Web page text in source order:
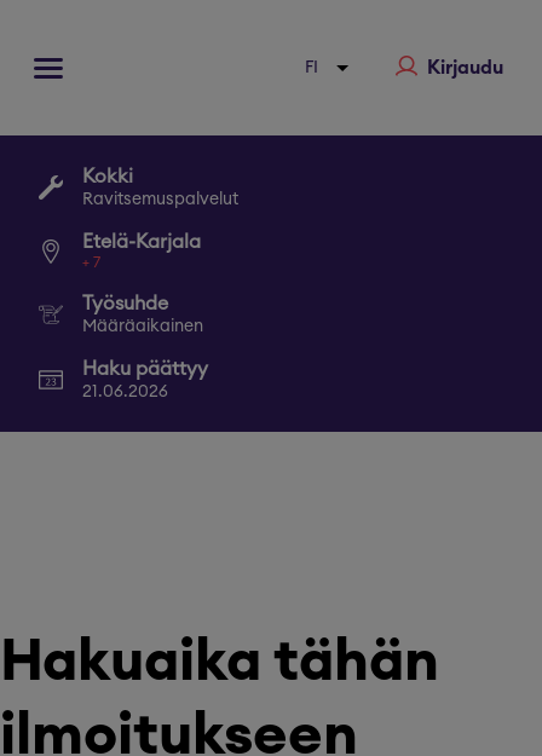
Kirjaudu
Kokki
Ravitsemuspalvelut
Etelä-Karjala
+ 7
Työsuhde
Määräaikainen
Haku päättyy
21.06.2026
Hakuaika tähän
ilmoitukseen